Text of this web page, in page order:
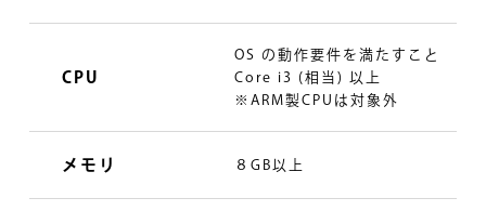
CPU
OS の動作要件を満たすこと
Core i3 (相当) 以上
※ARM製CPUは対象外
メモリ ８GB以上